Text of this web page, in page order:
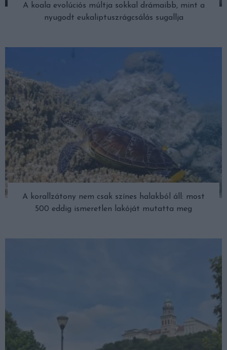
A koala evolúciós múltja sokkal drámaibb, mint a
nyugodt eukaliptuszrágcsálás sugallja
A korallzátony nem csak színes halakból áll: most
500 eddig ismeretlen lakóját mutatta meg